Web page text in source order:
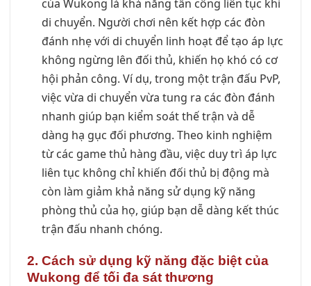
của Wukong là khả năng tấn công liên tục khi
di chuyển. Người chơi nên kết hợp các đòn
đánh nhẹ với di chuyển linh hoạt để tạo áp lực
không ngừng lên đối thủ, khiến họ khó có cơ
hội phản công. Ví dụ, trong một trận đấu PvP,
việc vừa di chuyển vừa tung ra các đòn đánh
nhanh giúp bạn kiểm soát thế trận và dễ
dàng hạ gục đối phương. Theo kinh nghiệm
từ các game thủ hàng đầu, việc duy trì áp lực
liên tục không chỉ khiến đối thủ bị động mà
còn làm giảm khả năng sử dụng kỹ năng
phòng thủ của họ, giúp bạn dễ dàng kết thúc
trận đấu nhanh chóng.
2. Cách sử dụng kỹ năng đặc biệt của
Wukong để tối đa sát thương